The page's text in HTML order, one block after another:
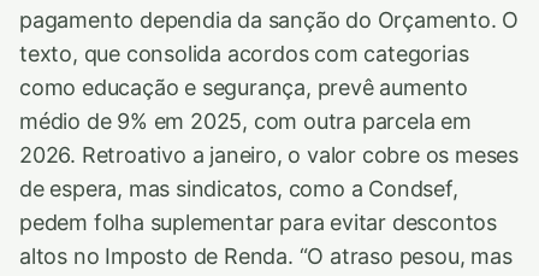
pagamento dependia da sanção do Orçamento. O
texto, que consolida acordos com categorias
como educação e segurança, prevê aumento
médio de 9% em 2025, com outra parcela em
2026. Retroativo a janeiro, o valor cobre os meses
de espera, mas sindicatos, como a Condsef,
pedem folha suplementar para evitar descontos
altos no Imposto de Renda. “O atraso pesou, mas